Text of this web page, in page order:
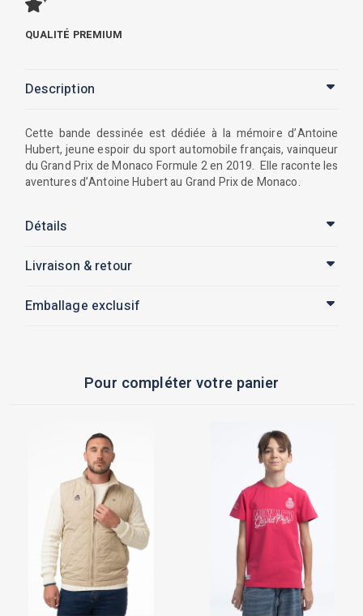
QUALITÉ PREMIUM
Description
Cette bande dessinée est dédiée à la mémoire d’Antoine
Hubert, jeune espoir du sport automobile français, vainqueur
du Grand Prix de Monaco Formule 2 en 2019. Elle raconte les
aventures d’Antoine Hubert au Grand Prix de Monaco.
Détails
Livraison & retour
Emballage exclusif
Pour compléter votre panier